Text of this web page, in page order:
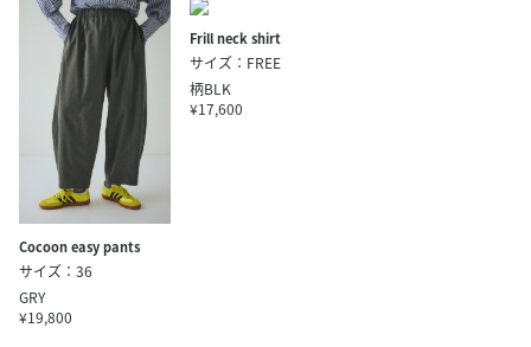
Cocoon easy pants
サイズ：36
GRY
¥19,800
Frill neck shirt
サイズ：FREE
柄BLK
¥17,600